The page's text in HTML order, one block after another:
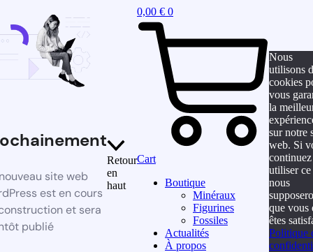
site web
est en cours
et sera
publié
Retour
en
haut
0,00 € 0
Cart
Boutique
Minéraux
Figurines
Fossiles
Actualités
À propos
Nous
utilisons
cookies
vous
la
sur notre
web. Si
continuez
utiliser ce
nous
que vous
êtes
Politique